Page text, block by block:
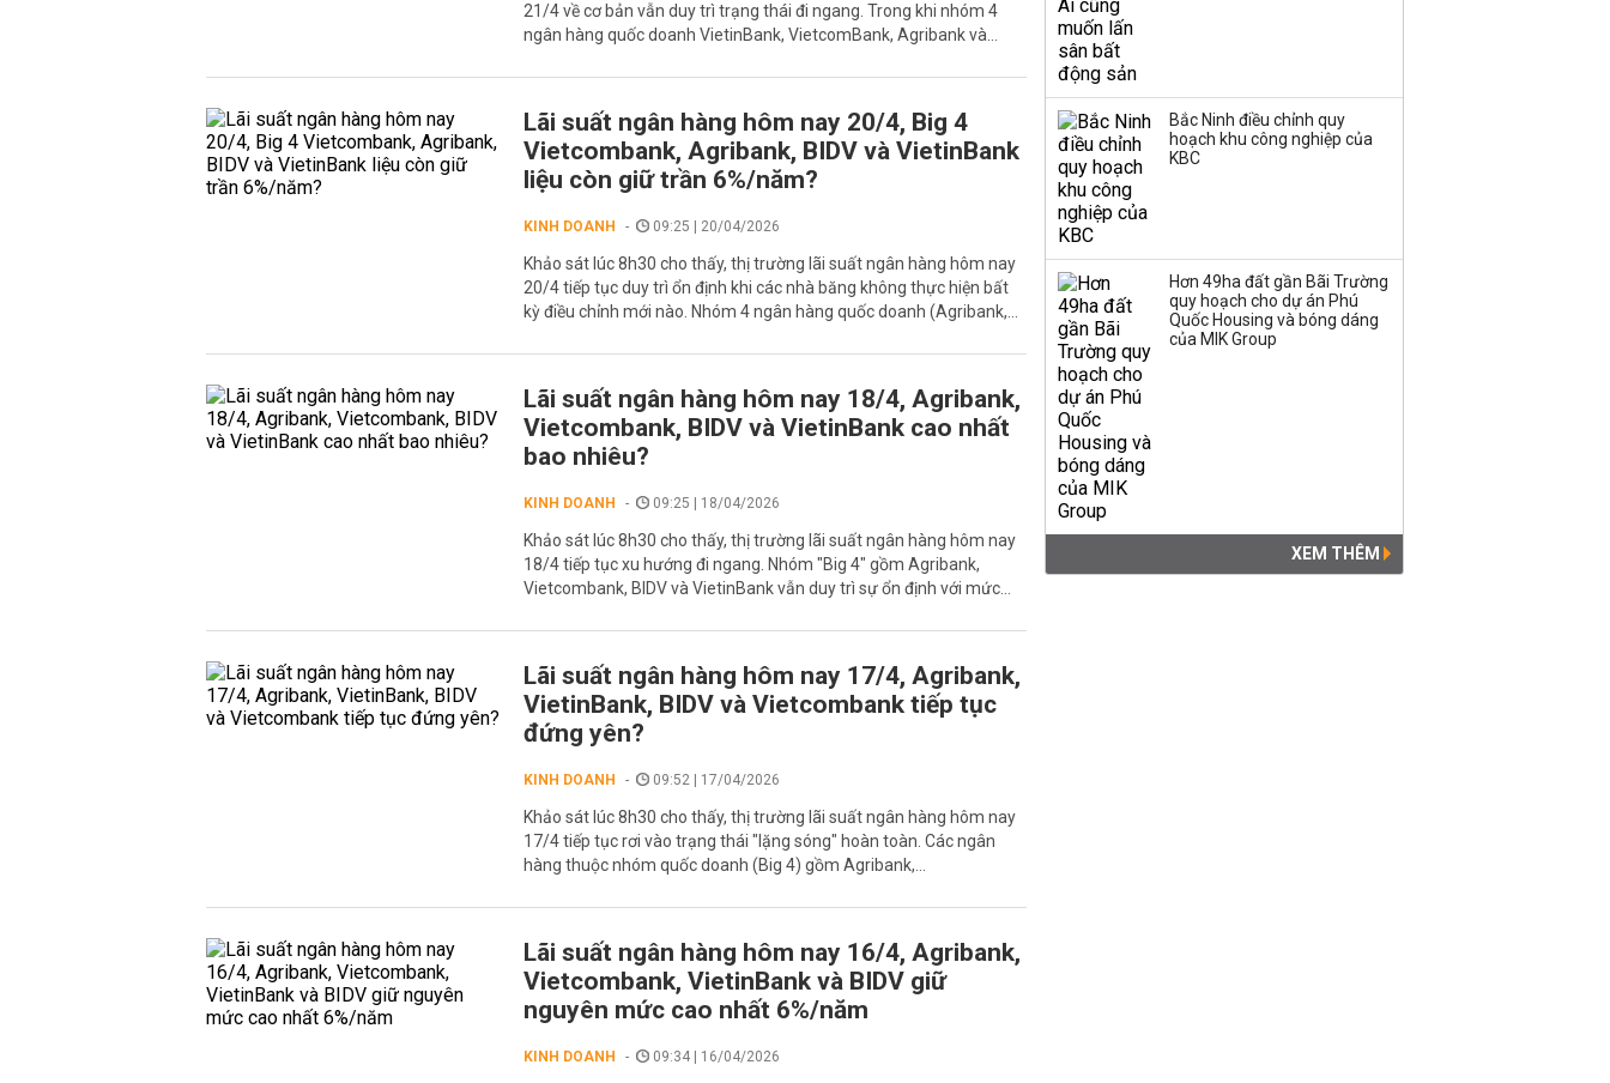
21/4 về cơ bản vẫn duy trì trạng thái đi ngang. Trong khi nhóm 4
ngân hàng quốc doanh VietinBank, VietcomBank, Agribank và...
Lãi suất ngân hàng hôm nay 20/4, Big 4
Vietcombank, Agribank, BIDV và VietinBank
liệu còn giữ trần 6%/năm?
KINH DOANH 09:25 | 20/04/2026
Khảo sát lúc 8h30 cho thấy, thị trường lãi suất ngân hàng hôm nay
20/4 tiếp tục duy trì ổn định khi các nhà băng không thực hiện bất
kỳ điều chỉnh mới nào. Nhóm 4 ngân hàng quốc doanh (Agribank,...
Lãi suất ngân hàng hôm nay 18/4, Agribank,
Vietcombank, BIDV và VietinBank cao nhất
bao nhiêu?
KINH DOANH 09:25 | 18/04/2026
Khảo sát lúc 8h30 cho thấy, thị trường lãi suất ngân hàng hôm nay
18/4 tiếp tục xu hướng đi ngang. Nhóm "Big 4" gồm Agribank,
Vietcombank, BIDV và VietinBank vẫn duy trì sự ổn định với mức...
Lãi suất ngân hàng hôm nay 17/4, Agribank,
VietinBank, BIDV và Vietcombank tiếp tục
đứng yên?
KINH DOANH 09:52 | 17/04/2026
Khảo sát lúc 8h30 cho thấy, thị trường lãi suất ngân hàng hôm nay
17/4 tiếp tục rơi vào trạng thái "lặng sóng" hoàn toàn. Các ngân
hàng thuộc nhóm quốc doanh (Big 4) gồm Agribank,...
Lãi suất ngân hàng hôm nay 16/4, Agribank,
Vietcombank, VietinBank và BIDV giữ
nguyên mức cao nhất 6%/năm
KINH DOANH 09:34 | 16/04/2026
Bắc Ninh điều chỉnh quy
hoạch khu công nghiệp của
KBC
Hơn 49ha đất gần Bãi Trường
quy hoạch cho dự án Phú
Quốc Housing và bóng dáng
của MIK Group
XEM THÊM